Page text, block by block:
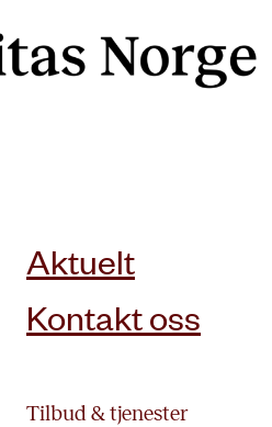
Aktuelt
Kontakt oss
Tilbud & tjenester